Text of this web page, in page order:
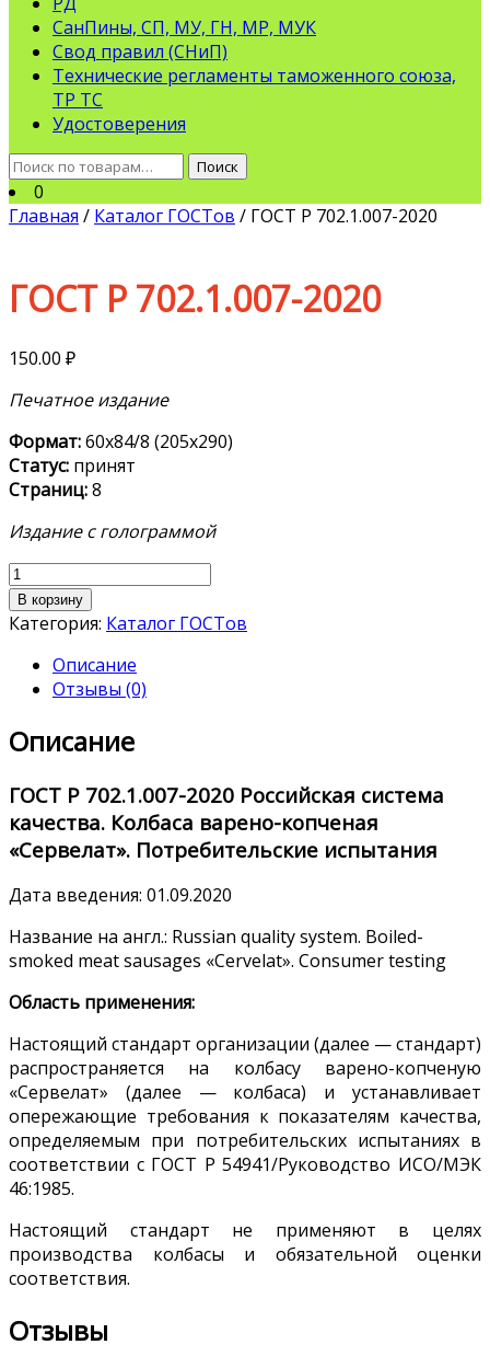
СанПины, СП, МУ, ГН, МР, МУК
Свод правил (СНиП)
Технические регламенты таможенного союза,
ТР ТС
Удостоверения
Искать:
Поиск
0
Главная / Каталог ГОСТов / ГОСТ Р 702.1.007-2020
ГОСТ Р 702.1.007-2020
150.00 ₽
Печатное издание
Формат:60х84/8 (205х290)
Статус: принят
Страниц:8
Издание с голограммой
Количество
товара
ГОСТ
702.1.007-
2020
В корзину
Категория: Каталог ГОСТов
Описание
Отзывы (0)
Описание
ГОСТ Р 702.1.007-2020 Российская система
качества. Колбаса варено-копченая
«Сервелат». Потребительские испытания
Дата введения: 01.09.2020
Название на англ.: Russian quality system. Boiled-
smoked meat sausages «Cervelat». Consumer testing
Область применения:
Настоящий стандарт организации (далее — стандарт)
распространяется на колбасу варено-копченую
«Сервелат» (далее — колбаса) и устанавливает
опережающие требования к показателям качества,
определяемым при потребительских испытаниях в
соответствии с ГОСТ Р 54941/Руководство ИСО/МЭК
46:1985.
Настоящий стандарт не применяют в целях
производства колбасы и обязательной оценки
соответствия.
Отзывы